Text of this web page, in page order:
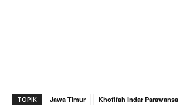
TOPIK Jawa Timur
Khofifah Indar Parawansa